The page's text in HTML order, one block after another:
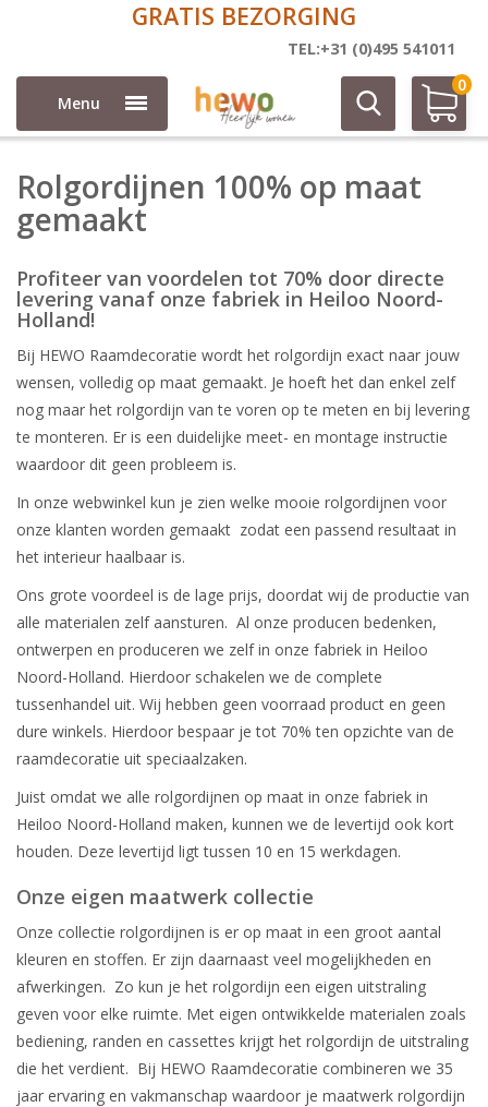
GRATIS BEZORGING
TEL:+31 (0)495 541011
Menu
0
100% op maat
Rolgordijnen 100% op maat
gemaakt
Profiteer van voordelen tot 70% door directe
levering vanaf onze fabriek in Heiloo Noord-
Holland!
Bij HEWO Raamdecoratie wordt het rolgordijn exact naar jouw
wensen, volledig op maat gemaakt. Je hoeft het dan enkel zelf
nog maar het rolgordijn van te voren op te meten en bij levering
te monteren. Er is een duidelijke meet- en montage instructie
waardoor dit geen probleem is.
In onze webwinkel kun je zien welke mooie rolgordijnen voor
onze klanten worden gemaakt zodat een passend resultaat in
het interieur haalbaar is.
Ons grote voordeel is de lage prijs, doordat wij de productie van
alle materialen zelf aansturen. Al onze producen bedenken,
ontwerpen en produceren we zelf in onze fabriek in Heiloo
Noord-Holland. Hierdoor schakelen we de complete
tussenhandel uit. Wij hebben geen voorraad product en geen
dure winkels. Hierdoor bespaar je tot 70% ten opzichte van de
raamdecoratie uit speciaalzaken.
Juist omdat we alle rolgordijnen op maat in onze fabriek in
Heiloo Noord-Holland maken, kunnen we de levertijd ook kort
houden. Deze levertijd ligt tussen 10 en 15 werkdagen.
Onze eigen maatwerk collectie
Onze collectie rolgordijnen is er op maat in een groot aantal
kleuren en stoffen. Er zijn daarnaast veel mogelijkheden en
afwerkingen. Zo kun je het rolgordijn een eigen uitstraling
geven voor elke ruimte. Met eigen ontwikkelde materialen zoals
bediening, randen en cassettes krijgt het rolgordijn de uitstraling
die het verdient. Bij HEWO Raamdecoratie combineren we 35
jaar ervaring en vakmanschap waardoor je maatwerk rolgordijn